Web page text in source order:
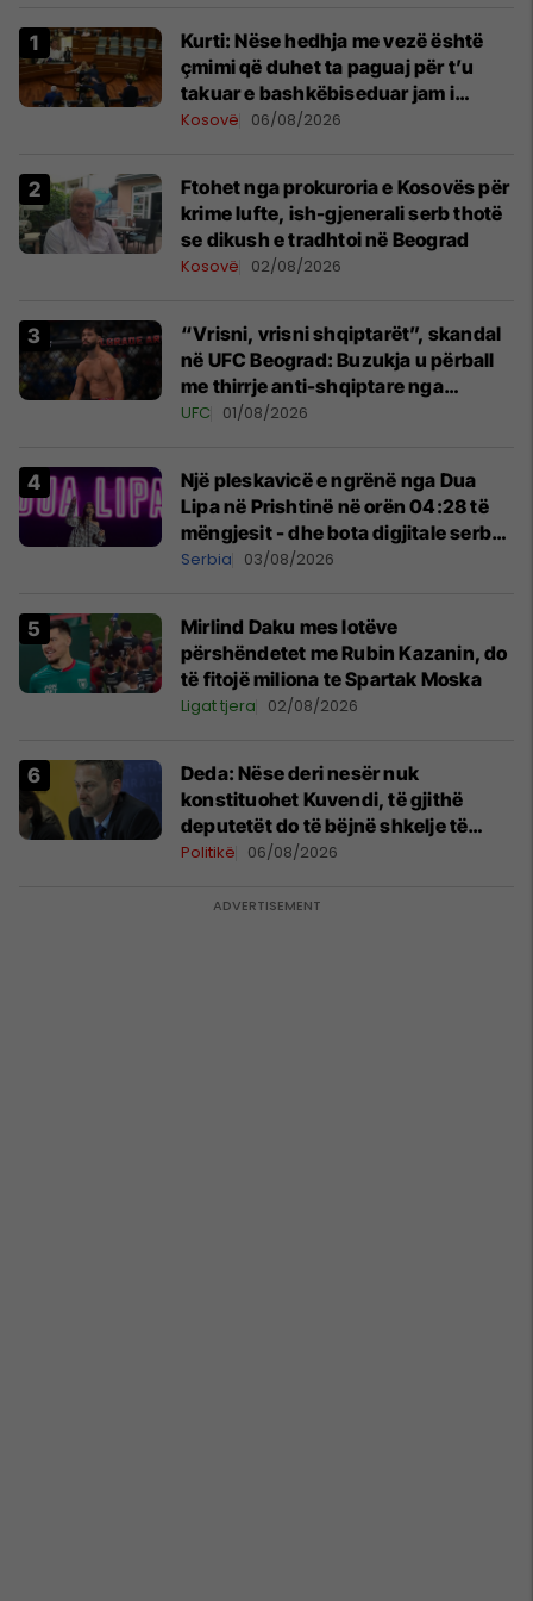
Kurti: Nëse hedhja me vezë është
çmimi që duhet ta paguaj për t’u
takuar e bashkëbiseduar jam i
lumtur ta bëj këtë
Kosovë 06/08/2026
Ftohet nga prokuroria e Kosovës për
krime lufte, ish-gjenerali serb thotë
se dikush e tradhtoi në Beograd
Kosovë 02/08/2026
“Vrisni, vrisni shqiptarët”, skandal
në UFC Beograd: Buzukja u përball
me thirrje anti-shqiptare nga
tribunat
UFC 01/08/2026
Një pleskavicë e ngrënë nga Dua
Lipa në Prishtinë në orën 04:28 të
mëngjesit - dhe bota digjitale serbe
shpall gjendjen e luftës
Serbia 03/08/2026
Mirlind Daku mes lotëve
përshëndetet me Rubin Kazanin, do
të fitojë miliona te Spartak Moska
Ligat tjera 02/08/2026
Deda: Nëse deri nesër nuk
konstituohet Kuvendi, të gjithë
deputetët do të bëjnë shkelje të
rëndë kushtetuese
Politikë 06/08/2026